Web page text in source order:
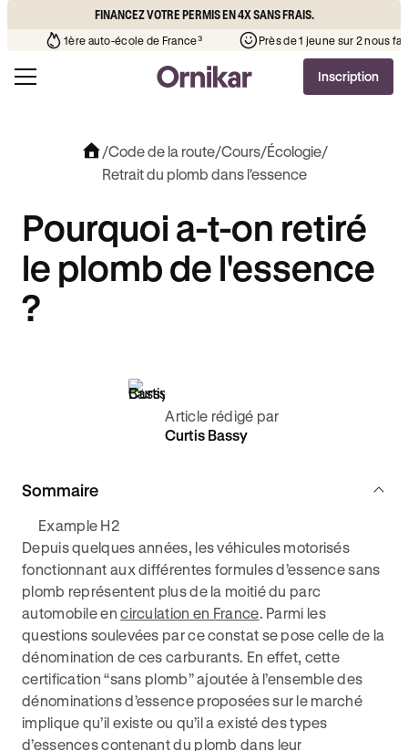
FINANCEZ VOTRE PERMIS EN 4X SANS FRAIS.
l’auto-école de votre quartier¹ 1ère auto-école de France³
Inscription
/Code de la route/Cours/Écologie/
Retrait du plomb dans l'essence
Pourquoi a-t-on retiré
le plomb de l'essence
?
Article rédigé par
Curtis Bassy
Sommaire
Example H2
Depuis quelques années, les véhicules motorisés
fonctionnant aux différentes formules d’essence sans
plomb représentent plus de la moitié du parc
automobile encirculation en France. Parmi les
questions soulevées par ce constat se pose celle de la
dénomination de ces carburants. En effet, cette
certification “sans plomb” ajoutée à l’ensemble des
dénominations d’essence proposées sur le marché
implique qu’il existe ou qu’il a existé des types
d’essences contenant du plomb dans leur